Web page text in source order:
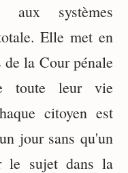
aux systèmes
Elle met en
la Cour pénale
toute leur vie
citoyen est
jour sans qu'un
le sujet dans la